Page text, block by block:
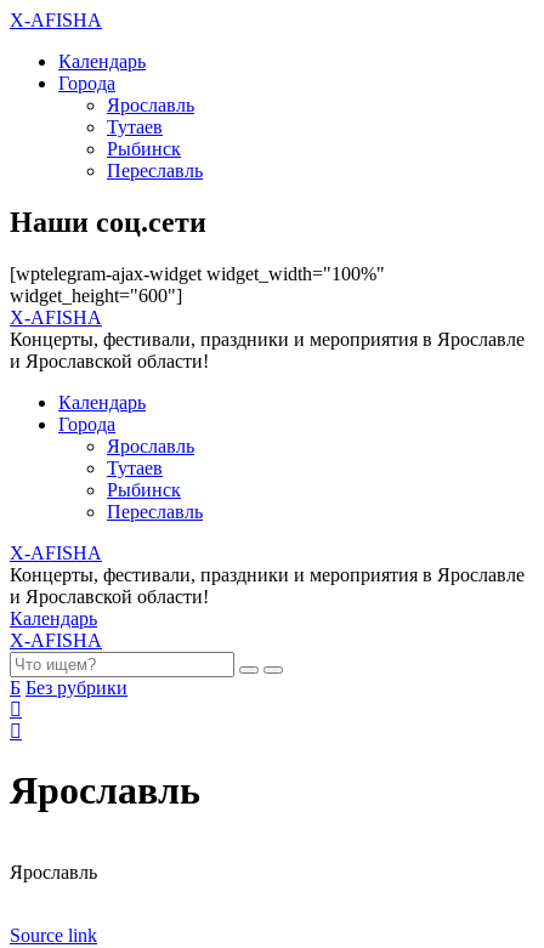
X-AFISHA
Календарь
Города
Ярославль
Тутаев
Рыбинск
Переславль
Наши соц.сети
[wptelegram-ajax-widget widget_width="100%"
widget_height="600"]
X-AFISHA
Концерты, фестивали, праздники и мероприятия в Ярославле
и Ярославской области!
Календарь
Города
Ярославль
Тутаев
Рыбинск
Переславль
X-AFISHA
Концерты, фестивали, праздники и мероприятия в Ярославле
и Ярославской области!
Календарь
X-AFISHA
Б Без рубрики
Ярославль
Ярославль
Source link